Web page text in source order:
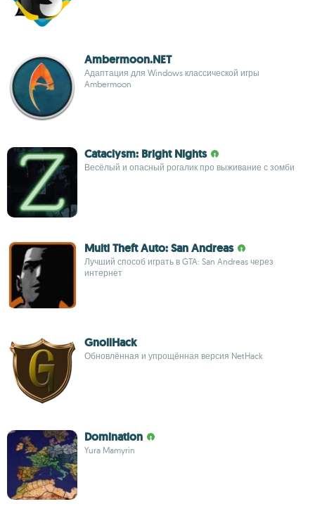
Ambermoon.NET
Адаптация для Windows классической игры
Ambermoon
Cataclysm: Bright Nights
Весёлый и опасный рогалик про выживание с зомби
Multi Theft Auto: San Andreas
Лучший способ играть в GTA: San Andreas через
интернет
GnollHack
Обновлённая и упрощённая версия NetHack
Domination
Yura Mamyrin